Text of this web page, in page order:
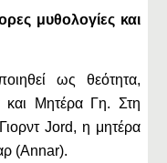
μυθολογίες και
ως θεότητα,
και Μητέρα Γη. Στη
Jord, η μητέρα
(Annar).